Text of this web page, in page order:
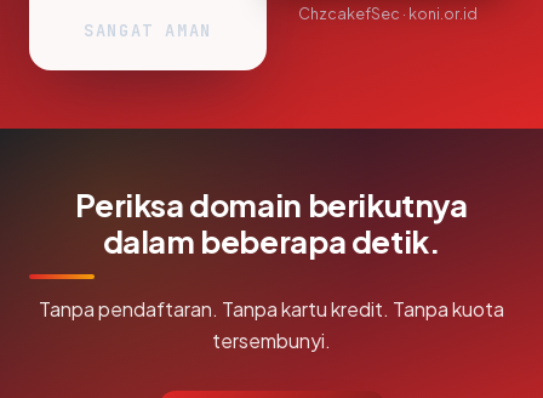
SANGAT AMAN
ChzcakefSec · koni.or.id
Periksa domain berikutnya
dalam beberapa detik.
Tanpa pendaftaran. Tanpa kartu kredit. Tanpa kuota
tersembunyi.